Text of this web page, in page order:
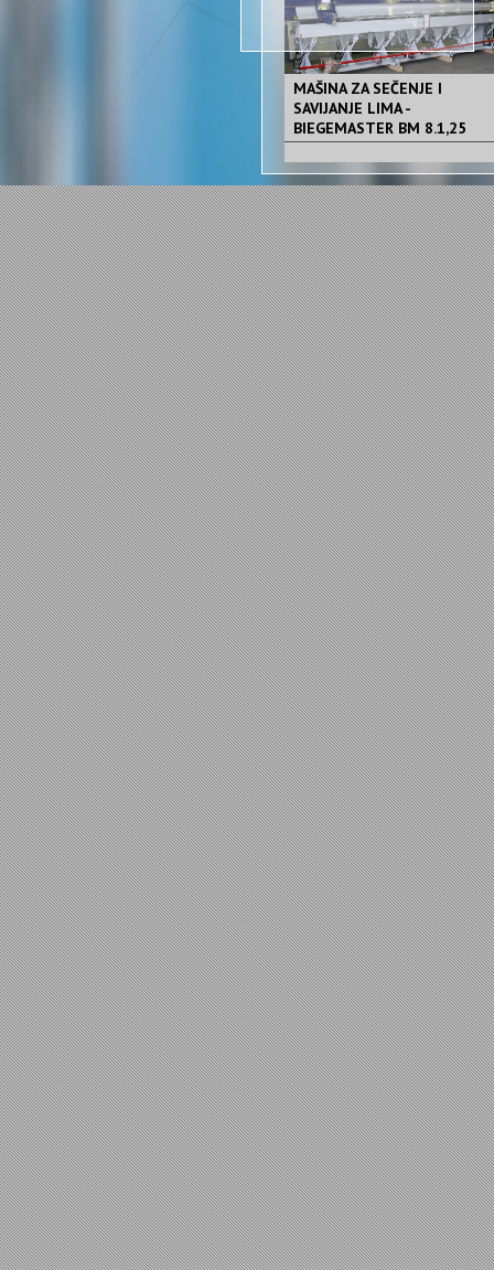
MAŠINA ZA SEČENJE I
SAVIJANJE LIMA -
BIEGEMASTER BM 8.1,25